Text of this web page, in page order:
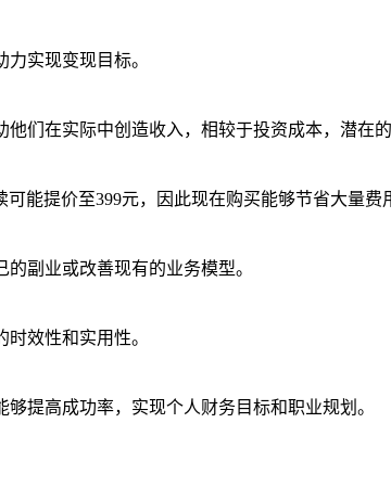
实现变现目标。
们在实际中创造收入，相较于投资成本，潜在的
能提价至399元，因此现在购买能够节省大量费
副业或改善现有的业务模型。
效性和实用性。
提高成功率，实现个人财务目标和职业规划。